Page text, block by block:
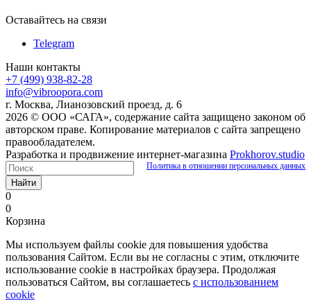
Оставайтесь на связи
Telegram
Наши контакты
+7 (499) 938-82-28
info@vibroopora.com
г. Москва, Лианозовский проезд, д. 6
2026 © ООО «САГА», содержание сайта защищено законом об
авторском праве. Копирование материалов с сайта запрещено
правообладателем.
Разработка и продвижение интернет-магазина Prokhorov.studio
Политика в отношении персональных данных
Найти
0
0
Корзина
Мы используем файлы cookie для повышения удобства
пользования Сайтом. Если вы не согласны с этим, отключите
использование cookie в настройках браузера. Продолжая
пользоваться Сайтом, вы соглашаетесь с использованием
cookie